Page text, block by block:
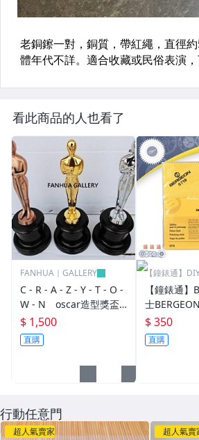
看此商品的人也看了
FANHUA｜GALLERY
C - R - A - Z - Y - T - O -
W - N oscar造型獎盃
奧斯卡小金人獎座擺件創
意交換禮物 尾牙活動 企
業學校公司年終頒獎禮物
$ 1,500
直購
【鐘錶通】
賣場
【鐘錶通
士
金布/金屬亮
清潔布├手
保養┤
$ 350
直購
行動任意門
超人氣賣家 超人氣賣